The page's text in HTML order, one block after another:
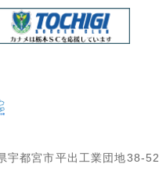
宇都宮市平出工業団地38-52